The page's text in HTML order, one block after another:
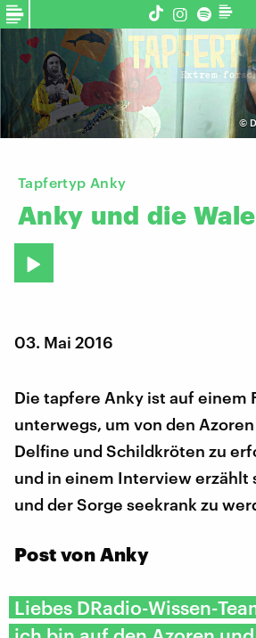
©
Tapfertyp Anky
Anky und die Wale
03. Mai 2016
Die tapfere Anky ist auf einem
unterwegs, um von den Azoren
Delfine und Schildkröten zu
und in einem Interview erzählt
und der Sorge seekrank zu
Post von Anky
Liebes DRadio-Wissen-